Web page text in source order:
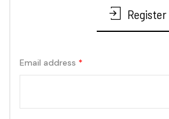
Register
Email address *